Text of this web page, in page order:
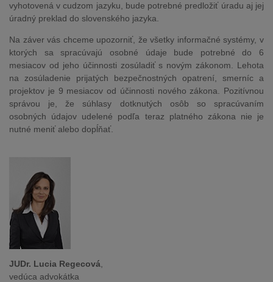
vyhotovená v cudzom jazyku, bude potrebné predložiť úradu aj jej
úradný preklad do slovenského jazyka.
Na záver vás chceme upozorniť, že všetky informačné systémy, v
ktorých sa spracúvajú osobné údaje bude potrebné do 6
mesiacov od jeho účinnosti zosúladiť s novým zákonom. Lehota
na zosúladenie prijatých bezpečnostných opatrení, smerníc a
projektov je 9 mesiacov od účinnosti nového zákona. Pozitívnou
správou je, že súhlasy dotknutých osôb so spracúvaním
osobných údajov udelené podľa teraz platného zákona nie je
nutné meniť alebo dopĺňať.
JUDr. Lucia Regecová
vedúca advokátka